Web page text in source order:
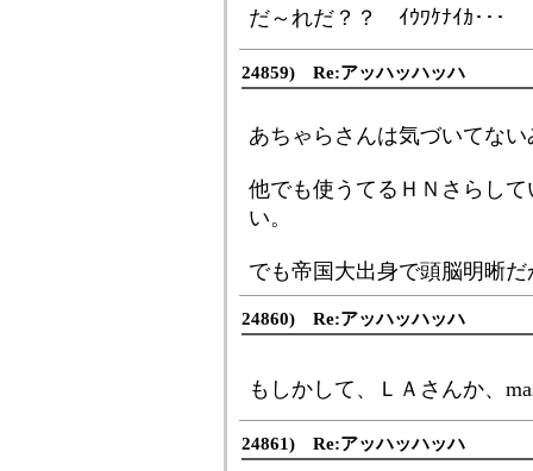
だ～れだ？？ ｲｳﾜｹﾅｲｶ･･･
24859) Re:アッハッハッハ
あちゃらさんは気づいてな
他でも使うてるＨＮさらし
い。
でも帝国大出身で頭脳明晰
24860) Re:アッハッハッハ
もしかして、ＬＡさんか、
24861) Re:アッハッハッハ